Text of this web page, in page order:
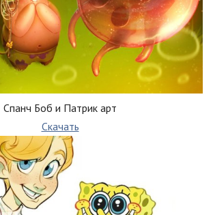
Спанч Боб и Патрик арт
Скачать